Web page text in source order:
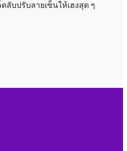
ลับปรับลายเซ็นให้เฮงสุด ๆ